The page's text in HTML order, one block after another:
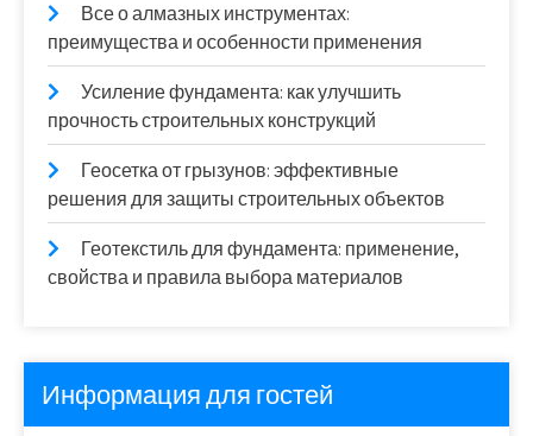
Все о алмазных инструментах:
преимущества и особенности применения
Усиление фундамента: как улучшить
прочность строительных конструкций
Геосетка от грызунов: эффективные
решения для защиты строительных объектов
Геотекстиль для фундамента: применение,
свойства и правила выбора материалов
Информация для гостей